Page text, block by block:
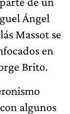
Ángel
Massot se
en
Brito.
algunos